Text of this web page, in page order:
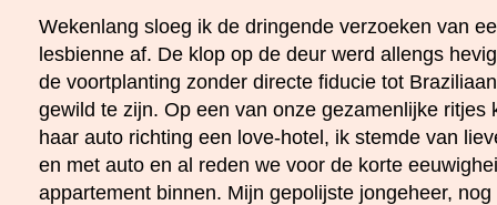
Wekenlang sloeg ik de dringende verzoeken van
lesbienne af. De klop op de deur werd allengs
de voortplanting zonder directe fiducie tot
gewild te zijn. Op een van onze gezamenlijke ritjes
haar auto richting een love-hotel, ik stemde van
en met auto en al reden we voor de korte
appartement binnen. Mijn gepolijste jongeheer,